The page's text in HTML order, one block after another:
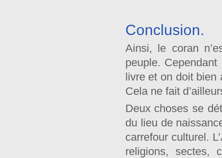
Conclusion.
Ainsi, le coran
peuple.
livre et on doit bien
Cela ne fait
Deux choses se
du lieu de
carrefour culturel.
religions, sectes,